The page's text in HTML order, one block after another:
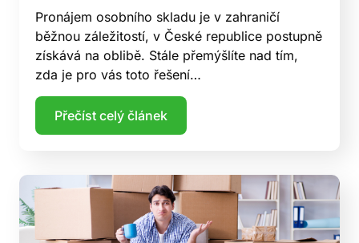
Pronájem osobního skladu je v zahraničí
běžnou záležitostí, v České republice postupně
získává na oblibě. Stále přemýšlíte nad tím,
zda je pro vás toto řešení…
Přečíst celý článek